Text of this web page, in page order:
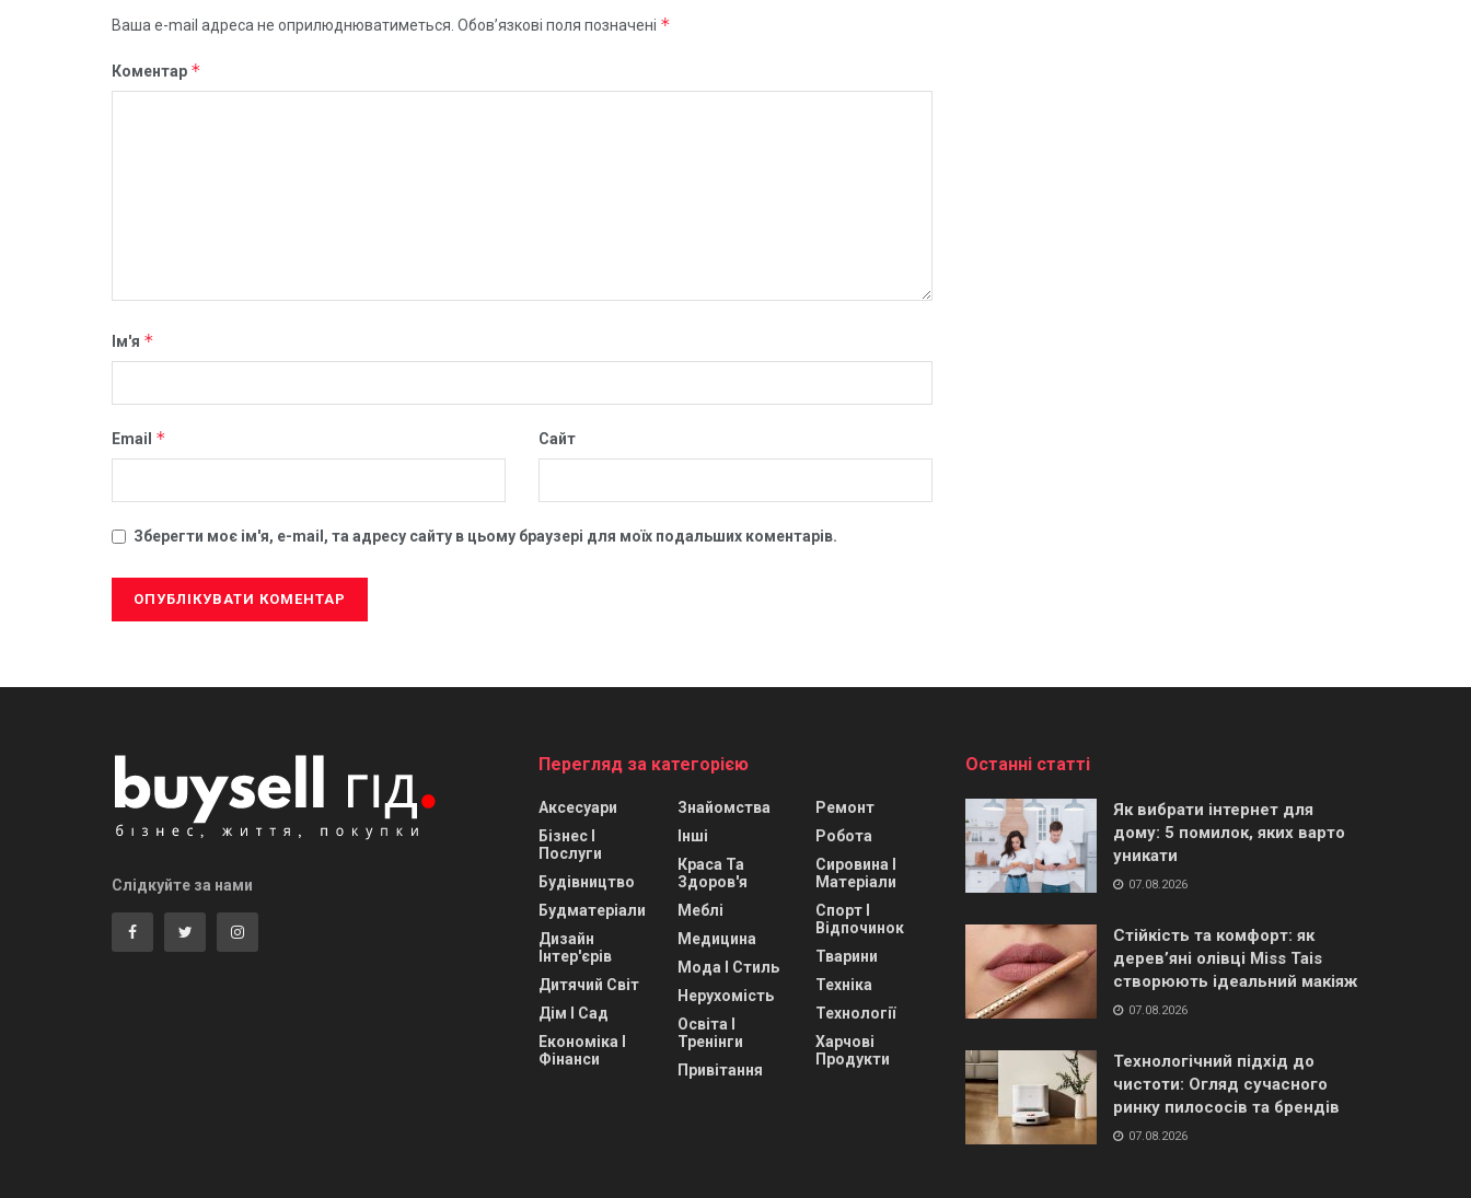
Ваша e-mail адреса не оприлюднюватиметься. Обов’язкові поля позначені *
Коментар *
Ім'я *
Email * Сайт
Зберегти моє ім'я, e-mail, та адресу сайту в цьому браузері для моїх подальших коментарів.
Слідкуйте за нами
Перегляд за категорією
Аксесуари
Бізнес І
Послуги
Будівництво
Будматеріали
Дизайн
Інтер'єрів
Дитячий Світ
Дім І Сад
Економіка І
Фінанси
Знайомства
Інші
Краса Та
Здоров'я
Меблі
Медицина
Мода І Стиль
Нерухомість
Освіта І
Тренінги
Привітання
Ремонт
Робота
Сировина І
Матеріали
Спорт І
Відпочинок
Тварини
Техніка
Технології
Харчові
Продукти
Останні статті
Як вибрати інтернет для
дому: 5 помилок, яких варто
уникати
07.08.2026
Стійкість та комфорт: як
дерев’яні олівці Miss Tais
створюють ідеальний макіяж
07.08.2026
Технологічний підхід до
чистоти: Огляд сучасного
ринку пилососів та брендів
07.08.2026